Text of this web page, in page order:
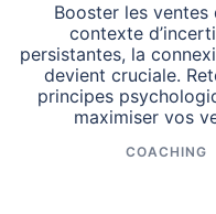
Booster les ventes
contexte
persistantes, la
devient cruciale.
principes
maximiser vos
COACHING